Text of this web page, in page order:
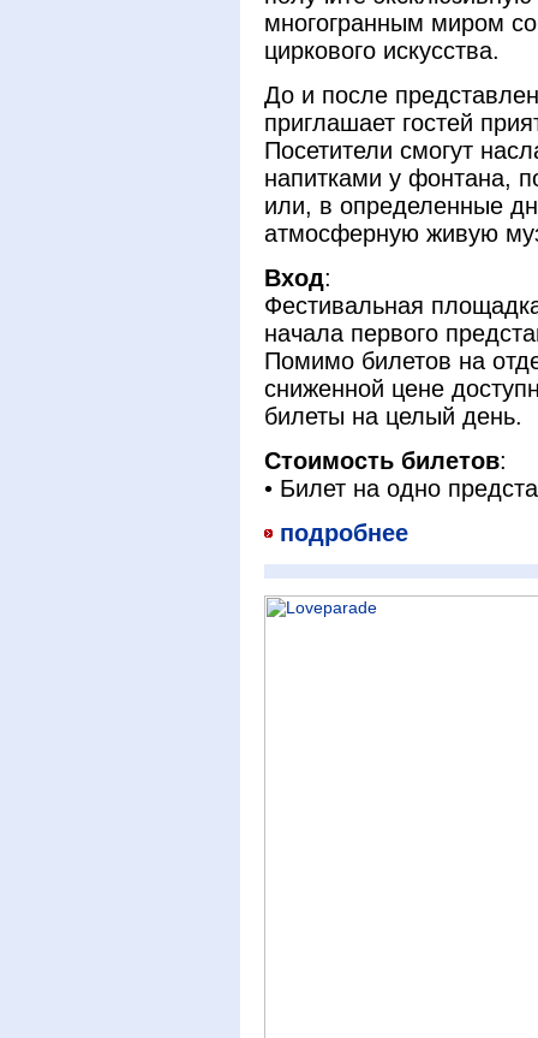
многогранным миром
циркового искусства.
До и после
приглашает гостей
Посетители смогут
напитками у фонтана,
или, в определенные
атмосферную живую
Вход:
Фестивальная
начала первого
Помимо билетов на
сниженной цене
билеты на целый день.
Стоимость билетов:
• Билет на одно
подробнее